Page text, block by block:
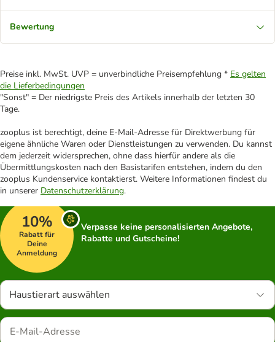
Bewertung
Preise inkl. MwSt. UVP = unverbindliche Preisempfehlung * Es gelten
die Lieferbedingungen
"Sonst" = Der niedrigste Preis des Artikels innerhalb der letzten 30
Tage.
zooplus ist berechtigt, deine E-Mail-Adresse für Direktwerbung für
eigene ähnliche Waren oder Dienstleistungen zu verwenden. Du kannst
dem jederzeit widersprechen, ohne dass hierfür andere als die
Übermittlungskosten nach den Basistarifen entstehen, indem du den
zooplus Kundenservice kontaktierst. Weitere Informationen findest du
in unserer Datenschutzerklärung.
10%
Rabatt für
Deine
Anmeldung
Verpasse keine personalisierten Angebote,
Rabatte und Gutscheine!
Haustierart auswählen